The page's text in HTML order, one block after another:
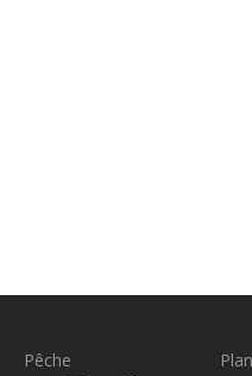
Pêche